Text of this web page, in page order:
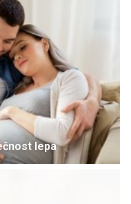
lepa